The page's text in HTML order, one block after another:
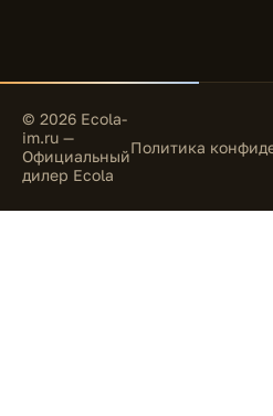
© 2026 Ecola-
im.ru —
Официальный
дилер Ecola
Политика